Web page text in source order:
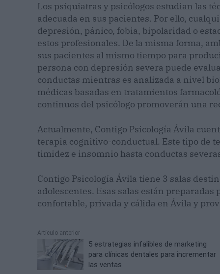
Los psiquiatras y psicólogos estudian las
adecuada en sus pacientes. Por ello,
depresión, pánico, fobia, bipolaridad o
estos profesionales. De la misma forma,
sus pacientes al mismo tiempo para
persona con depresión severa puede
conductas mientras es analizada a nivel
médicas basadas en tratamientos
continuos del psicólogo promoverán una
Actualmente, Contigo Psicología Ávila
terapia cognitivo-conductual. Este tipo de
timidez e insomnio hasta conductas
Contigo Psicología Ávila tiene 3 salas
adolescentes. Esas salas están
confortable, privada y cálida en Ávila y
Artículo anterior
5 estrategias infalibles de marketing
para clínicas dentales para incrementar
las ventas